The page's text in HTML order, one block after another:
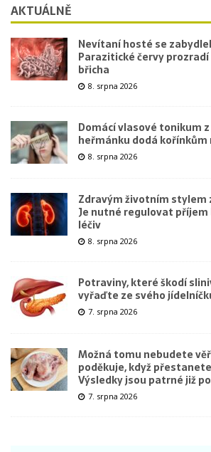
AKTUÁLNĚ
Nevítaní hosté se
Parazitické červy
břicha
8. srpna 2026
Domácí vlasové tonikum
heřmánku dodá
8. srpna 2026
Zdravým životním stylem
Je nutné regulovat příjem
léčiv
8. srpna 2026
Potraviny, které škodí
vyřaďte ze svého
7. srpna 2026
Možná tomu nebudete
poděkuje, když
Výsledky jsou patrné již
7. srpna 2026